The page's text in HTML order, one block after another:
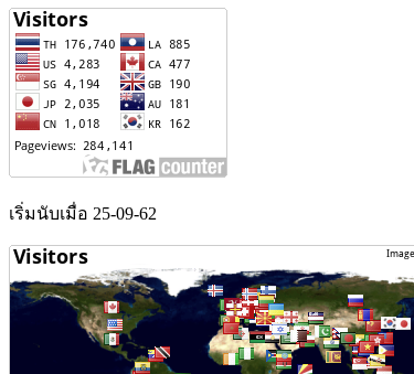
เริ่มนับเมื่อ 25-09-62